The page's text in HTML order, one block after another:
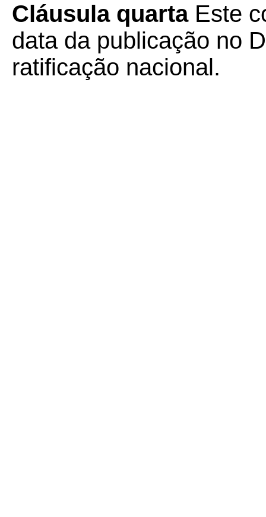
Cláusula quarta Este
data da publicação no
ratificação nacional.